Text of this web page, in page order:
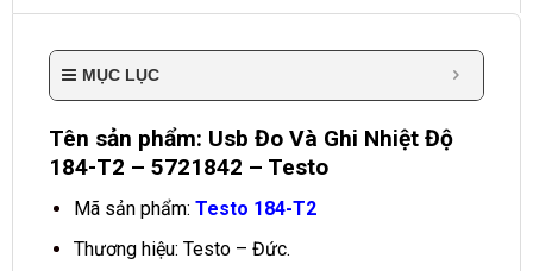
MỤC LỤC
Tên sản phẩm: Usb Đo Và Ghi Nhiệt Độ
184-T2 – 5721842 – Testo
Mã sản phẩm: Testo 184-T2
Thương hiệu: Testo – Đức.